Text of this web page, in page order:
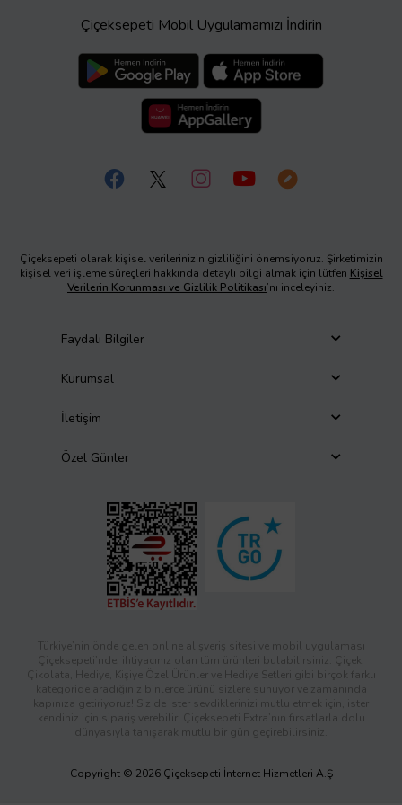
Çiçeksepeti Mobil Uygulamamızı İndirin
Çiçeksepeti olarak kişisel verilerinizin gizliliğini önemsiyoruz. Şirketimizin
kişisel veri işleme süreçleri hakkında detaylı bilgi almak için lütfen Kişisel
Verilerin Korunması ve Gizlilik Politikası’nı inceleyiniz.
Faydalı Bilgiler
Kurumsal
İletişim
Özel Günler
Türkiye’nin önde gelen online alışveriş sitesi ve mobil uygulaması
Çiçeksepeti’nde, ihtiyacınız olan tüm ürünleri bulabilirsiniz. Çiçek,
Çikolata, Hediye, Kişiye Özel Ürünler ve Hediye Setleri gibi birçok farklı
kategoride aradığınız binlerce ürünü sizlere sunuyor ve zamanında
kapınıza getiriyoruz! Siz de ister sevdiklerinizi mutlu etmek için, ister
kendiniz için sipariş verebilir; Çiçeksepeti Extra’nın fırsatlarla dolu
dünyasıyla tanışarak mutlu bir gün geçirebilirsiniz.
Copyright © 2026 Çiçeksepeti İnternet Hizmetleri A.Ş